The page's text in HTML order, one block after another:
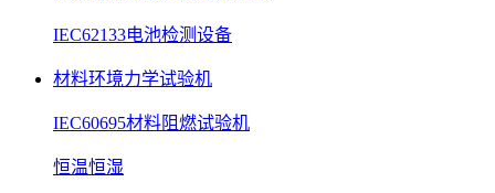
IEC62133电池检测设备
材料环境力学试验机
IEC60695材料阻燃试验机
恒温恒湿